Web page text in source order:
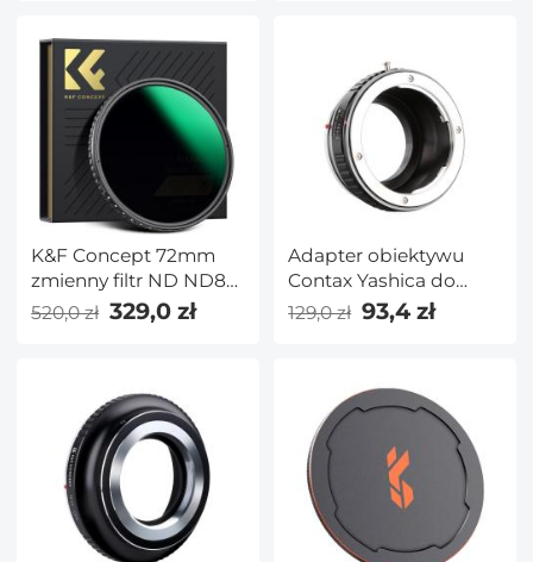
obiektywu
K&F Concept 72mm
zmienny filtr ND ND8-
ND128 (3-7 Stop) HD
hydrofobowy filtr VND
520,0 zł 329,0 zł
Adapter obiektywu
Contax Yashica do
adaptera mocowania
obiektywu M43 MFT
129,0 zł 93,4 zł